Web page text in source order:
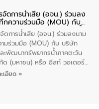
การบำบัดน้ำเสียเบื้องต้น ให้กับ
นประถมศึกษาปีที่ 5 โรงเรียน
(พะเยาประชานุกูล) จำนวน 30
จัดการน้ำเสีย (อจน.) ร่วมลง
กความร่วมมือ (MOU) กับ
การและพัฒนาทรัพยากรน้ำ
นออก จำกัด (มหาชน) หรือ อีส
ร์
ดการน้ำเสีย (อจน.) ร่วมลงนาม
มร่วมมือ (MOU) กับ บริษัท
ะพัฒนาทรัพยากรน้ำภาคตะวัน
ด (มหาชน) หรือ อีสท์ วอเตอร์
คารที่ 4 สิงหาคม 2569 ณ ห้อง
เอียด »